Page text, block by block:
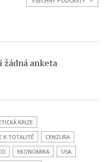
anketa
KRIZE
K TOTALITĚ
CENZURA
EKONOMIKA
USA